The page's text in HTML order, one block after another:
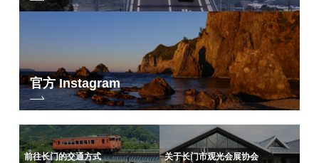
官方 Instagram
前往长门的交通方式 关于长门市观光会展协会